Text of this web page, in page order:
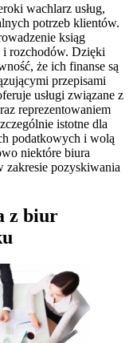
wachlarz usług,
potrzeb klientów.
ksiąg
rozchodów. Dzięki
że ich finanse są
przepisami
usługi związane z
reprezentowaniem
istotne dla
podatkowych i wolą
niektóre biura
zakresie pozyskiwania
z biur